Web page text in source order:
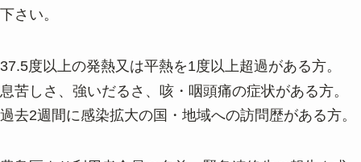
下さい。
37.5度以上の発熱又は平熱を1度以上超過がある方。
息苦しさ、強いだるさ、咳・咽頭痛の症状がある方。
過去2週間に感染拡大の国・地域への訪問歴がある方。